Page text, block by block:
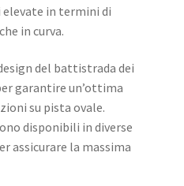
in termini di
in curva.
del battistrada dei
garantire un’ottima
su pista ovale.
disponibili in diverse
assicurare la massima